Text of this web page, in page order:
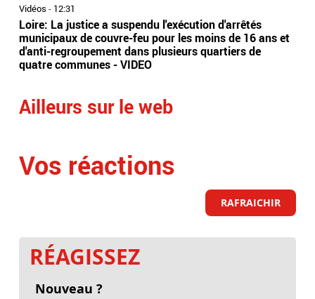
Vidéos - 12:31
Loire: La justice a suspendu l'exécution d'arrêtés
municipaux de couvre-feu pour les moins de 16 ans et
d'anti-regroupement dans plusieurs quartiers de
quatre communes - VIDEO
Ailleurs sur le web
Vos réactions
RAFRAICHIR
RÉAGISSEZ
Nouveau ?